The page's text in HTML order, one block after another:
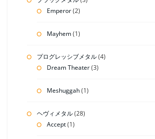
Emperor(2)
Mayhem(1)
プログレッシブメタル(4)
Dream Theater(3)
Meshuggah(1)
ヘヴィメタル(28)
Accept(1)